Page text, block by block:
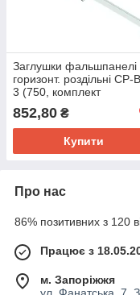
Заглушки фальшпанелі
горизонт. роздільні CP-
3 (750, комплект
верх.+ниж.)
852,80 ₴
Купити
Про нас
86% позитивних з 120
Працює з
м. Запоріжжя